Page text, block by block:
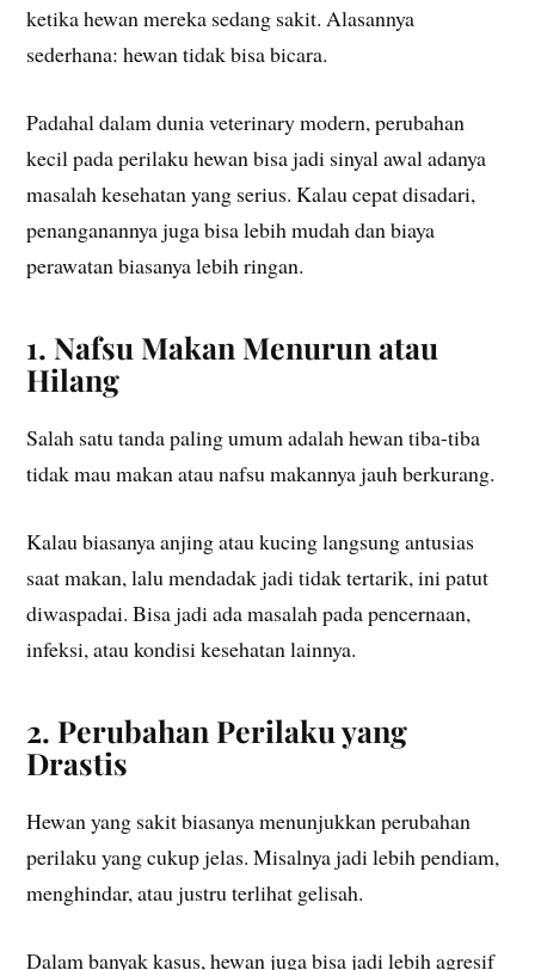
ketika hewan mereka sedang sakit. Alasannya
sederhana: hewan tidak bisa bicara.
Padahal dalam dunia veterinary modern, perubahan
kecil pada perilaku hewan bisa jadi sinyal awal adanya
masalah kesehatan yang serius. Kalau cepat disadari,
penanganannya juga bisa lebih mudah dan biaya
perawatan biasanya lebih ringan.
1. Nafsu Makan Menurun atau
Hilang
Salah satu tanda paling umum adalah hewan tiba-tiba
tidak mau makan atau nafsu makannya jauh berkurang.
Kalau biasanya anjing atau kucing langsung antusias
saat makan, lalu mendadak jadi tidak tertarik, ini patut
diwaspadai. Bisa jadi ada masalah pada pencernaan,
infeksi, atau kondisi kesehatan lainnya.
2. Perubahan Perilaku yang
Drastis
Hewan yang sakit biasanya menunjukkan perubahan
perilaku yang cukup jelas. Misalnya jadi lebih pendiam,
menghindar, atau justru terlihat gelisah.
Dalam banyak kasus, hewan juga bisa jadi lebih agresif